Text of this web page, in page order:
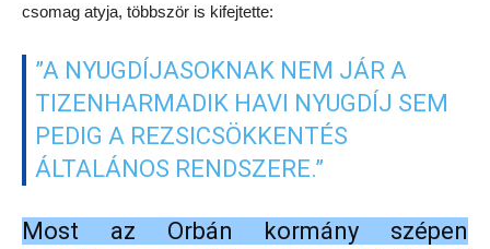
csomag atyja, többször is kifejtette:
”A NYUGDÍJASOKNAK NEM JÁR A
TIZENHARMADIK HAVI NYUGDÍJ SEM
PEDIG A REZSICSÖKKENTÉS
ÁLTALÁNOS RENDSZERE.”
Most az Orbán kormány szépen